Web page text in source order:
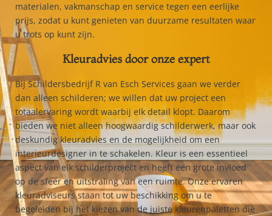
materialen, vakmanschap en service tegen een eerlijke
prijs, zodat u kunt genieten van duurzame resultaten waar
u trots op kunt zijn.
Kleuradvies door onze expert
Bij Schildersbedrijf R van Esch Services gaan we verder
dan alleen schilderen; we willen dat uw project een
totaalervaring wordt waarbij elk detail klopt. Daarom
bieden we niet alleen hoogwaardig schilderwerk, maar ook
deskundig kleuradvies en de mogelijkheid om een
interieurdesigner in te schakelen. Kleur is een essentieel
aspect van elk schilderproject en heeft een grote invloed
op de sfeer en uitstraling van een ruimte. Onze ervaren
kleuradviseurs staan tot uw beschikking om u te
begeleiden bij het kiezen van de juiste kleurenpaletten die